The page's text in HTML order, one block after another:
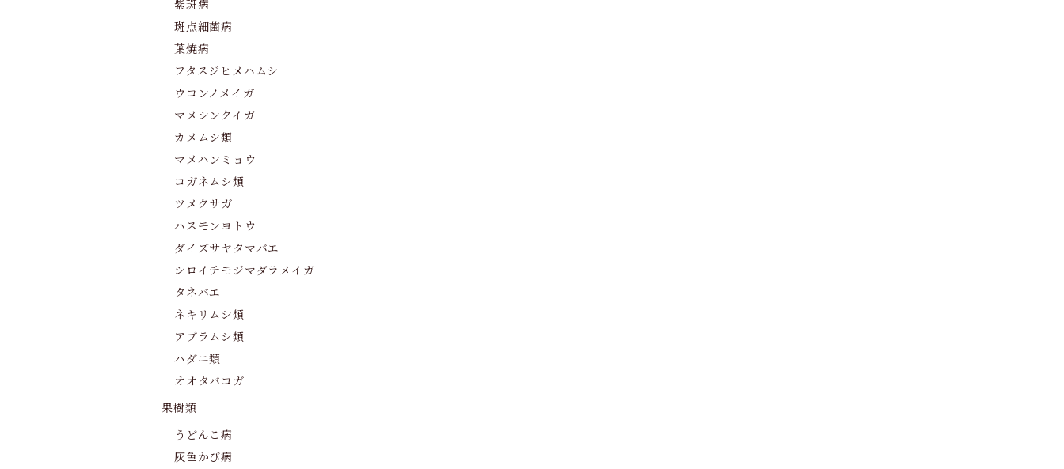
紫斑病
斑点細菌病
葉焼病
フタスジヒメハムシ
ウコンノメイガ
マメシンクイガ
カメムシ類
マメハンミョウ
コガネムシ類
ツメクサガ
ハスモンヨトウ
ダイズサヤタマバエ
シロイチモジマダラメイガ
タネバエ
ネキリムシ類
アブラムシ類
ハダニ類
オオタバコガ
果樹類
うどんこ病
灰色かび病